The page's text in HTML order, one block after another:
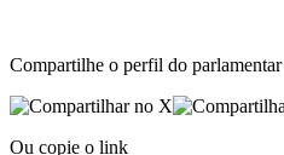
Compartilhe o perfil do
Ou copie o link